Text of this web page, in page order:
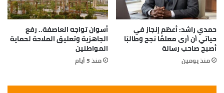
حمدي راشد: أعظم إنجاز في
حياتي أن أرى معلمًا نجح وطالبًا
أصبح صاحب رسالة
منذ يومين
أسوان تواجه العاصفة.. رفع
الجاهزية وتعليق الملاحة لحماية
المواطنين
منذ 5 أيام